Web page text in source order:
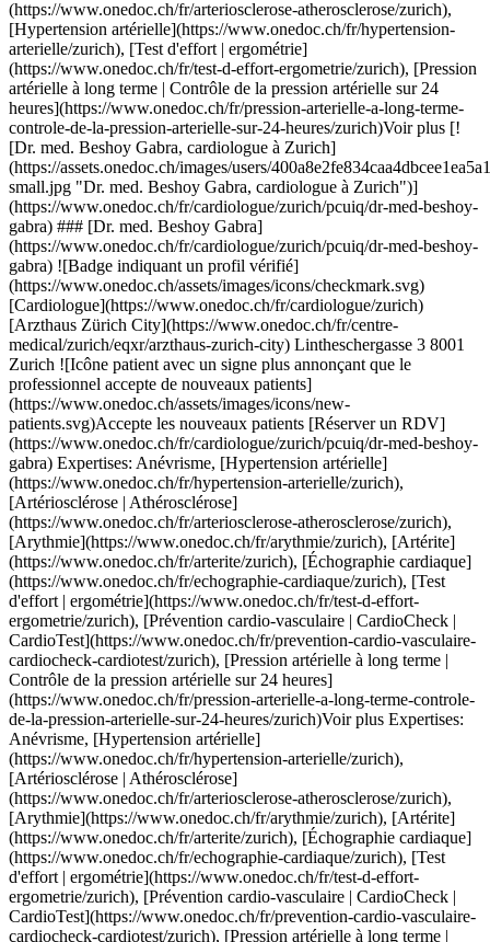
https://www.onedoc.ch/assets/images/icons/new-patients.svg)Accepte les nouveaux patients [Réserver un RDV](https://www.onedoc.ch/fr/cardiologue/zurich/pcuiq/dr-med-beshoy-gabra) Expertises: Anévrisme, [Hypertension artérielle](https://www.onedoc.ch/fr/hypertension-arterielle/zurich), [Artériosclérose | Athérosclérose](https://www.onedoc.ch/fr/arteriosclerose-atherosclerose/zurich), [Arythmie](https://www.onedoc.ch/fr/arythmie/zurich), [Artérite](https://www.onedoc.ch/fr/arterite/zurich), [Échographie cardiaque](https://www.onedoc.ch/fr/echographie-cardiaque/zurich), [Test d'effort | ergométrie](https://www.onedoc.ch/fr/test-d-effort-ergometrie/zurich), [Prévention cardio-vasculaire | CardioCheck | CardioTest](https://www.onedoc.ch/fr/prevention-cardio-vasculaire-cardiocheck-cardiotest/zurich), [Pression artérielle à long terme | Contrôle de la pression artérielle sur 24 heures](https://www.onedoc.ch/fr/pression-arterielle-a-long-terme-controle-de-la-pression-arterielle-sur-24-heures/zurich)Voir plus Expertises: Anévrisme, [Hypertension artérielle](https://www.onedoc.ch/fr/hypertension-arterielle/zurich), [Artériosclérose | Athérosclérose](https://www.onedoc.ch/fr/arteriosclerose-atherosclerose/zurich), [Arythmie](https://www.onedoc.ch/fr/arythmie/zurich), [Artérite](https://www.onedoc.ch/fr/arterite/zurich), [Échographie cardiaque](https://www.onedoc.ch/fr/echographie-cardiaque/zurich), [Test d'effort | ergométrie](https://www.onedoc.ch/fr/test-d-effort-ergometrie/zurich), [Prévention cardio-vasculaire | CardioCheck | CardioTest](https://www.onedoc.ch/fr/prevention-cardio-vasculaire-cardiocheck-cardiotest/zurich), [Pression artérielle à long terme | Contrôle de la pression artérielle sur 24 heures](https://www.onedoc.ch/fr/pression-arterielle-a-long-terme-controle-de-la-pression-arterielle-sur-24-heures/zurich)Voir plus [![Dr. med. Anna Ostant, cardiologue à Zurich](https://assets.onedoc.ch/images/users/be442193e4ee5ac2fa732765617b3dcaaa2758b191b21ca833408f5547a3aadc-small.jpg "Dr. med. Anna Ostant, cardiologue à Zurich")](https://www.onedoc.ch/fr/cardiologue/zurich/pbjjz/dr-med-anna-ostant) ### [Dr. med. Anna Ostant](https://www.onedoc.ch/fr/cardiologue/zurich/pbjjz/dr-med-anna-ostant) ![Badge indiquant un profil vérifié](https://www.onedoc.ch/assets/images/icons/checkmark.svg) [Cardiologue](https://www.onedoc.ch/fr/cardiologue/zurich) [Arzthaus Zürich Stadelhofen](https://www.onedoc.ch/fr/centre-medical/zurich/ewil/arzthaus-zurich-stadelhofen) Goethestrasse 14 8001 Zurich ![Icône patient avec un signe plus annonçant que le professionnel accepte de nouveaux patients](https://www.onedoc.ch/assets/images/icons/new-patients.svg)Accepte les nouveaux patients [Réserver un RDV](https://www.onedoc.ch/fr/cardiologue/zurich/pbjjz/dr-med-anna-ostant) Expertises: Anévrisme, [Hypertension artérielle](https://www.onedoc.ch/fr/hypertension-arterielle/zurich), [Artériosclérose | Athérosclérose](https://www.onedoc.ch/fr/arteriosclerose-atherosclerose/zurich), [Arythmie](https://www.onedoc.ch/fr/arythmie/zurich), [Artérite](https://www.onedoc.ch/fr/arterite/zurich), [Échographie cardiaque](https://www.onedoc.ch/fr/echographie-cardiaque/zurich), [Test d'effort | ergométrie](https://www.onedoc.ch/fr/test-d-effort-ergometrie/zurich), [Prévention cardio-vasculaire | CardioCheck | CardioTest](https://www.onedoc.ch/fr/prevention-cardio-vasculaire-cardiocheck-cardiotest/zurich), [Pression artérielle à long terme | Contrôle de la pression artérielle sur 24 heures](https://www.onedoc.ch/fr/pression-arterielle-a-long-terme-controle-de-la-pression-arterielle-sur-24-heures/zurich)Voir plus Expertises: Anévrisme, [Hypertension artérielle](https://www.onedoc.ch/fr/hypertension-arterielle/zurich), [Artériosclérose | Athérosclérose](https://www.onedoc.ch/fr/arteriosclerose-atherosclerose/zurich), [Arythmie](https://www.onedoc.ch/fr/arythmie/zurich), [Artérite](https://www.onedoc.ch/fr/arterite/zurich), [Échographie cardiaque](https://www.onedoc.ch/fr/echographie-cardiaque/zurich), [Test d'effort | ergométrie](https://www.onedoc.ch/fr/test-d-effort-ergometrie/zurich), [Prévention cardio-vasculaire | CardioCheck | CardioTest](https://www.onedoc.ch/fr/prevention-cardio-vasculaire-cardiocheck-cardiotest/zurich), [Pression artérielle à long terme | Contrôle de la pression artérielle sur 24 heures](https://www.onedoc.ch/fr/pression-arterielle-a-long-terme-controle-de-la-pression-arterielle-sur-24-heures/zurich)Voir plus [![Dr. med. Lyubov Chaykovska, chirurgienne vasculaire à Zurich](https://assets.onedoc.ch/images/users/fcb8d4b6d6545c9ff9de696e57556dd169129c45413d2d4d0cab543d73092837-small.png "Dr. med. Lyubov Chaykovska, chirurgienne vasculaire à Zurich")](https://www.onedoc.ch/fr/chirurgienne-vasculaire/zurich/pc0v7/dr-med-lyubov-chaykovska) ### [Dr. med. Lyubov Chaykovska](https://www.onedoc.ch/fr/chirurgienne-vasculaire/zurich/pc0v7/dr-med-lyubov-chaykovska) ![Badge indiquant un profil vérifié](https://www.onedoc.ch/assets/images/icons/checkmark.svg) [Chirurgienne vasculaire](https://www.onedoc.ch/fr/chirurgien-vasculaire/zurich) Gefässklinik - Klinik Hirslanden - Dr. med. Chaykovska Witellikerstrasse 40 8008 Zurich ![Dr. med. Lyubov Chaykovska est affiliée au réseau Hirslanden](https://assets.onedoc.ch/images/networks/logos/7a9c24ef8e66c111282a51999a6cedf6d489b2b7daf5ce11d914499004b82a1b-small.png) ![Icône patient avec un signe plus annonçant que le professionnel accepte de nouveaux patients](https://www.onedoc.ch/assets/images/icons/new-patients.svg)Accepte les nouveaux patients [Réserver un RDV](https://www.onedoc.ch/fr/chirurgienne-vasculaire/zurich/pc0v7/dr-med-lyubov-chaykovska) Expertises: Anévrisme, [Varices | Varicosités](https://www.onedoc.ch/fr/varices-varicosites/zurich), [Spécialiste vasculaire](https://www.onedoc.ch/fr/specialiste-vasculaire/zurich), [Troubles circulatoires](https://www.onedoc.ch/fr/troubles-circulatoires/zurich), [Échographie vasculaire](https://www.onedoc.ch/fr/echographie-vasculaire/zurich), [Stripping veineux](https://www.onedoc.ch/fr/stripping-veineux/zurich)Voir plus Expertises: Anévrisme, [Varices | Varicosités](https://www.onedoc.ch/fr/varices-varicosites/zurich), [Spécialiste vasculaire](https://www.onedoc.ch/fr/specialiste-vasculaire/zurich), [Troubles circulatoires](https://www.onedoc.ch/fr/troubles-circulatoires/zurich), [Échographie vasculaire](https://www.onedoc.ch/fr/echographie-vasculaire/zurich), [Stripping veineux](https://www.onedoc.ch/fr/stripping-veineux/zurich)Voir plus [![Dr. medic RO Eva Blasko, angiologue à Zurich](https://assets.onedoc.ch/images/users/ce8064b60cda8bd93e4145fc0e2f71f7e3bbd85301fcc18c4d941a6b2b42c8a7-small.jpg "Dr. medic RO Eva Blasko, angiologue à Zurich")](https://www.onedoc.ch/fr/angiologue/zurich/pcyiu/dr-medic-ro-eva-blasko) ### [Dr. medic RO Eva Blasko](https://www.onedoc.ch/fr/angiologue/zurich/pcyiu/dr-medic-ro-eva-blasko) ![Badge indiquant un profil vérifié](https://www.onedoc.ch/assets/images/icons/checkmark.svg) [Angiologue](https://www.onedoc.ch/fr/angiologue/zurich) [Swiss CardioVascularClinic](https://www.onedoc.ch/fr/clinique-privee/zurich/ebdfd/swiss-cardiovascularclinic) Toblerstrasse 51 8044 Zurich ![Icône patient avec un signe plus annonçant que le professionnel accepte de nouveaux patients](https://www.onedoc.ch/assets/images/icons/new-patients.svg)Accepte les nouveaux patients [Réserver un RDV](https://www.onedoc.ch/fr/angiologue/zurich/pcyiu/dr-medic-ro-eva-blasko) Expertises: Anévrisme, [Échographie vasculaire](https://www.onedoc.ch/fr/echographie-vasculaire/zurich), [Troubles circulatoires](https://www.onedoc.ch/fr/troubles-circulatoires/zurich), [Spécialiste vasculaire](https://www.onedoc.ch/fr/specialiste-vasculaire/zurich), [Varices | Varicosités](https://www.onedoc.ch/fr/varices-varicosites/zurich), [Thrombose | Thrombose veineuse profonde (TVP)](https://www.onedoc.ch/fr/thrombose-thrombose-veineuse-profonde-tvp/zurich), [Phlébites | Thrombophlébite](https://www.onedoc.ch/fr/phlebites-thrombophlebite/zurich), [Artérite](https://www.onedoc.ch/fr/arterite/zurich)Voir plus Expertises: Anévrisme, [Échographie vasculaire](https://www.onedoc.ch/fr/echographie-vasculaire/zurich), [Troubles circulatoires](https://www.onedoc.ch/fr/troubles-circulatoires/zurich), [Spécialiste vasculaire](https://www.onedoc.ch/fr/specialiste-vasculaire/zurich), [Varices | Varicosités](https://www.onedoc.ch/fr/varices-varicosites/zurich), [Thrombose | Thrombose veineuse profonde (TVP)](https://www.onedoc.ch/fr/thrombose-thrombose-veineuse-profonde-tvp/zurich), [Phlébites | Thrombophlébite](https://www.onedoc.ch/fr/phlebites-thrombophlebite/zurich), [Artérite](https://www.onedoc.ch/fr/arterite/zurich)Voir plus [![Dr. med. Matthias Bothmann, neurochirurgien à Zurich](https://assets.onedoc.ch/images/users/a4b6065731f8192b9c5d0d0644e5ac656aa12a4f5ecee25977020235146e3254-small.jpg "Dr. med. Matthias Bothmann, neurochirurgien à Zurich")](https://www.onedoc.ch/fr/neurochirurgien/zurich/pc09d/dr-med-matthias-bothmann) ### [Dr. med. Matthias Bothmann](https://www.onedoc.ch/fr/neurochirurgien/zurich/pc09d/dr-med-matthias-bothmann) ![Badge indiquant un profil vérifié](https://www.onedoc.ch/assets/images/icons/checkmark.svg) [Neurochirurgien](https://www.onedoc.ch/fr/neurochirurgien/zurich) [Rückenpraxis Seefeld](https://www.onedoc.ch/fr/cabinet-medical/zurich/ebedf/ruckenpraxis-seefeld) Seefeldstrasse 277A 8008 Zurich ![Icône patient avec un signe plus annonçant que le professionnel accepte de nouveaux patients](https://www.onedoc.ch/assets/images/icons/new-patients.svg)Accepte les nouveaux patients [Réserver un RDV](https://www.onedoc.ch/fr/neurochirurgien/zurich/pc09d/dr-med-matthias-bothmann) Expertises: Anévrisme, [Hernie discale](https://www.onedoc.ch/fr/hernie-discale/zurich), [Canal lombaire étroit](https://www.onedoc.ch/fr/canal-lombaire-etroit/zurich)Voir plus Expertises: Anévrisme, [Hernie discale](https://www.onedoc.ch/f